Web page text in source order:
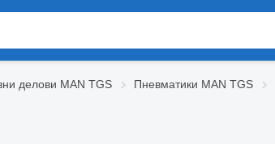
делови MAN TGS Пневматики MAN TGS